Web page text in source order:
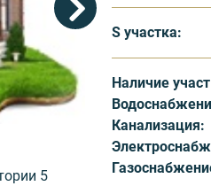
5
S участка:
Наличие
Канализация: